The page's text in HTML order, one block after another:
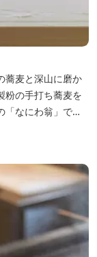
なにわ翁」で研
」。 翁伝統の完全
ンプルに楽しむ店
す、湯の山温泉の